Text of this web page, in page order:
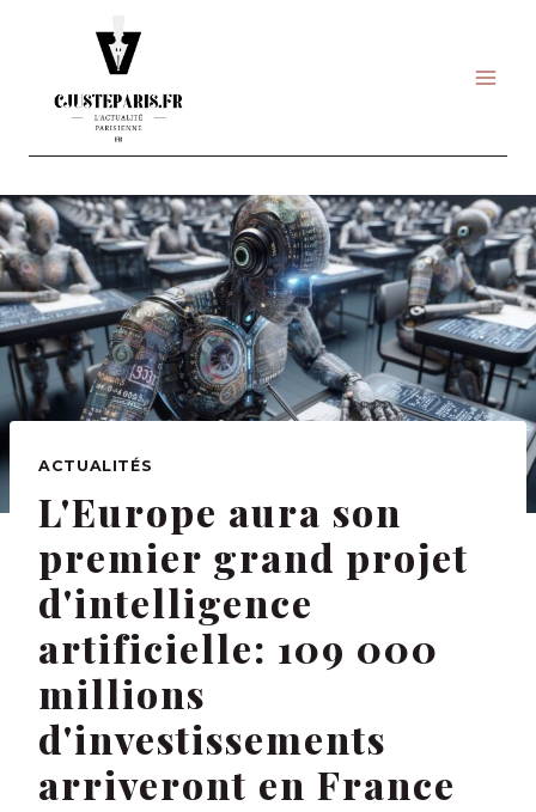
ACTUALITÉS
L'Europe aura son
premier grand projet
d'intelligence
artificielle: 109 000
millions
d'investissements
arriveront en France